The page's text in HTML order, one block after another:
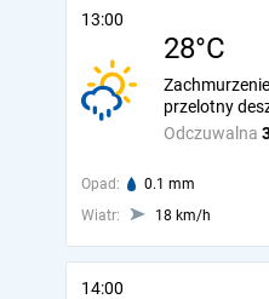
13:00
28°C
Odczuwalna
przelotny
Opad: 0.1 mm
Wiatr:
18 km/h
14:00